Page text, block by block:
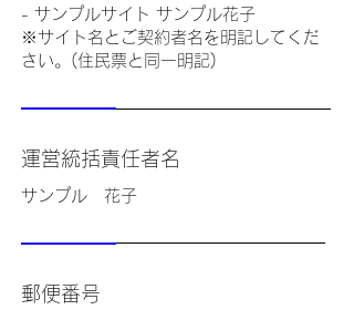
- サンプルサイト サンプル花子
※サイト名とご契約者名を明記してくだ
さい。(住民票と同一明記)
運営統括責任者名
サンプル 花子
郵便番号